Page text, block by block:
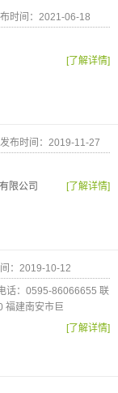
时间：2021-06-18
[了解详情]
发布时间：2019-11-27
限公司
[了解详情]
：2019-10-12
话：0595-86066655 联
福建南安市巨
[了解详情]